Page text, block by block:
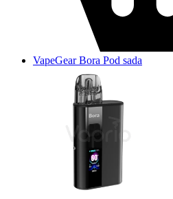
VapeGear Bora Pod sada